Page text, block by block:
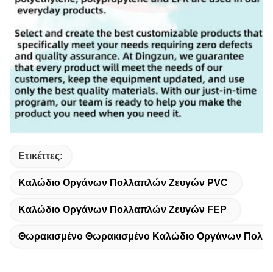
Ετικέττες:
Καλώδιο Οργάνων Πολλαπλών Ζευγών PVC
Καλώδιο Οργάνων Πολλαπλών Ζευγών FEP
Θωρακισμένο Θωρακισμένο Καλώδιο Οργάνων